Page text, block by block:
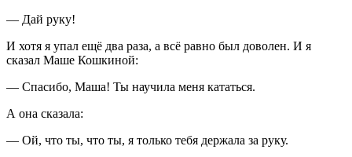
— Дай руку!
И хотя я упал ещё два раза, а всё равно был доволен. И я
сказал Маше Кошкиной:
— Спасибо, Маша! Ты научила меня кататься.
А она сказала:
— Ой, что ты, что ты, я только тебя держала за руку.